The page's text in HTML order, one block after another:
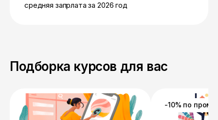
средняя запрлата за 2026 год
Подборка курсов для вас
-10% по